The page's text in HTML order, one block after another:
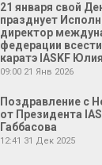
21 января свой
празднует
директор
федерации
каратэ IASKF
09:00 21 Янв 2026
Поздравление с
от Президента
Габбасова
12:41 31 Дек 2025